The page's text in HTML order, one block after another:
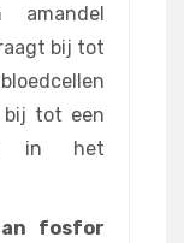
bij tot
bij tot een
in het
fosfor